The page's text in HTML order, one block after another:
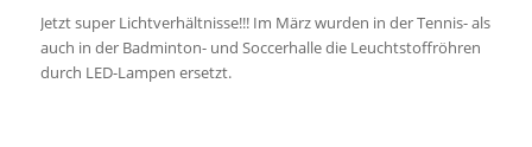
Jetzt super Lichtverhältnisse!!! Im März wurden in der Tennis- als
auch in der Badminton- und Soccerhalle die Leuchtstoffröhren
durch LED-Lampen ersetzt.